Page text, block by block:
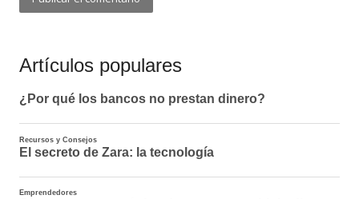
Artículos populares